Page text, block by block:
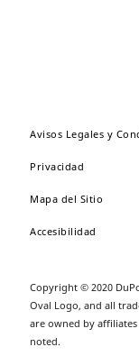
Avisos Legales y
Privacidad
Mapa del Sitio
Accesibilidad
Copyright © 2020
Oval Logo, and all
are owned by
noted.